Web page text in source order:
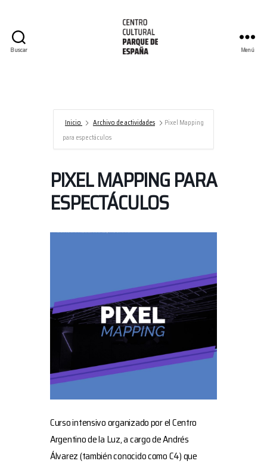
Buscar
España/AECID
Menú
Inicio Archivo de actividades
Pixel Mapping
para espectáculos
PIXEL MAPPING PARA
ESPECTÁCULOS
Curso intensivo organizado por el Centro
Argentino de la Luz, a cargo de Andrés
Álvarez (también conocido como C4) que